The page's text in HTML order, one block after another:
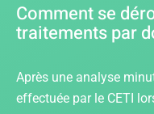
Comment se
traitements par
Après une analyse
effectuée par le CETI